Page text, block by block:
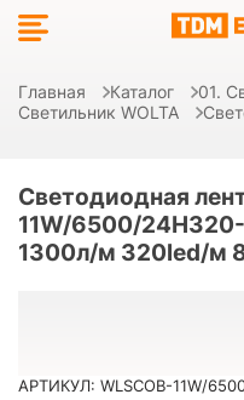
Главная Каталог 01.
Светильник WOLTA
Светодиодная
11W/6500/
1300л/м 320led/м
АРТИКУЛ: WLSCOB-11W/